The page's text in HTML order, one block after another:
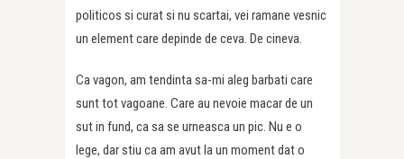
politicos si curat si nu scartai, vei ramane vesnic
un element care depinde de ceva. De cineva.
Ca vagon, am tendinta sa-mi aleg barbati care
sunt tot vagoane. Care au nevoie macar de un
sut in fund, ca sa se urneasca un pic. Nu e o
lege, dar stiu ca am avut la un moment dat o